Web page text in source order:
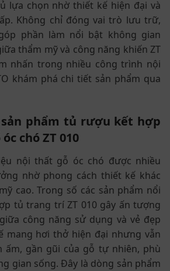
lựa chọn nhờ thiết kế hiện đại và
Không chỉ đóng vai trò lưu trữ,
phần làm nổi bật không gian
thẩm mỹ và công năng khiến ZT
nhấn trong nhiều công trình nội
khám phá chi tiết sản phẩm qua
sản phẩm tủ rượu kết hợp
chó ZT 010
nội thất gỗ óc chó được nhiều
nhờ phong cách thiết kế khác
cao. Trong số các sản phẩm nổi
tủ trang trí ZT 010 gây ấn tượng
công năng sử dụng và vẻ đẹp
mang hơi thở hiện đại nhưng vẫn
gần gũi của gỗ tự nhiên, phù
gian sống. Đây là dòng sản phẩm